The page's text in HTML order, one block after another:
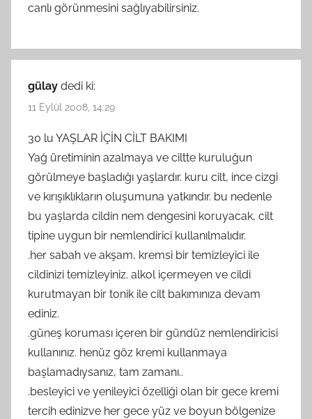
canlı görünmesini sağlıyabilirsiniz.
gülay dedi ki:
11 Eylül 2008, 14:29
30 lu YAŞLAR İÇİN CİLT BAKIMI
Yağ üretiminin azalmaya ve ciltte kuruluğun
görülmeye başladığı yaşlardır. kuru cilt, ince cizgi
ve kırışıklıkların oluşumuna yatkındır. bu nedenle
bu yaşlarda cildin nem dengesini koruyacak, cilt
tipine uygun bir nemlendirici kullanılmalıdır.
.her sabah ve akşam, kremsi bir temizleyici ile
cildinizi temizleyiniz. alkol içermeyen ve cildi
kurutmayan bir tonik ile cilt bakımınıza devam
ediniz.
.güneş koruması içeren bir gündüz nemlendiricisi
kullanınız. henüz göz kremi kullanmaya
başlamadıysanız, tam zamanı..
.besleyici ve yenileyici özelliği olan bir gece kremi
tercih edinizve her gece yüz ve boyun bölgenize